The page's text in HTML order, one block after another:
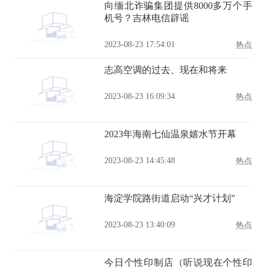
向缅北诈骗集团提供8000多万个手
机号？吉林电信辟谣
2023-08-23 17:54:01 热点
志高空调的过去、现在和将来
2023-08-23 16:09:34 热点
2023年海南七仙温泉嬉水节开幕
2023-08-23 14:45:48 热点
海淀学院路街道启动“兴才计划”
2023-08-23 13:40:09 热点
今日个性印制店（听说现在个性印